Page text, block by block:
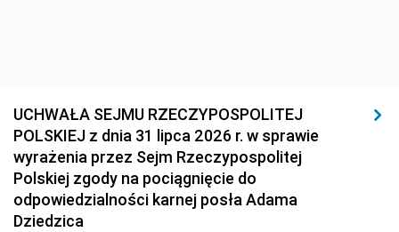
UCHWAŁA SEJMU RZECZYPOSPOLITEJ
POLSKIEJ z dnia 31 lipca 2026 r. w sprawie
wyrażenia przez Sejm Rzeczypospolitej
Polskiej zgody na pociągnięcie do
odpowiedzialności karnej posła Adama
Dziedzica